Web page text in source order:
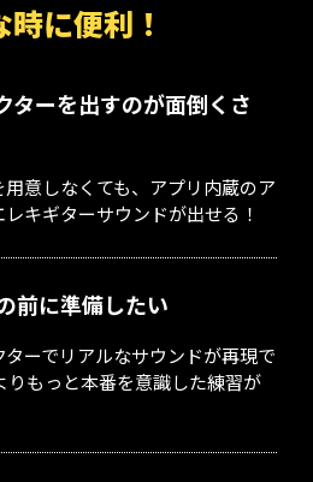
時に便利！
ターを出すのが面倒くさ
意しなくても、アプリ内蔵のア
キギターサウンドが出せる！
前に準備したい
ーでリアルなサウンドが再現で
りもっと本番を意識した練習が